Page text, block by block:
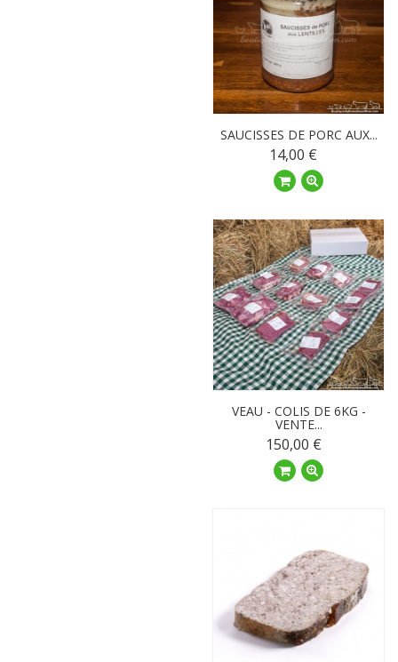
SAUCISSES DE PORC AUX...
14,00 €
VEAU - COLIS DE 6KG -
VENTE...
150,00 €